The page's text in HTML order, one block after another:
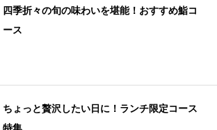
四季折々の旬の味わいを堪能！おすすめ鮨コ
ース
ちょっと贅沢したい日に！ランチ限定コース